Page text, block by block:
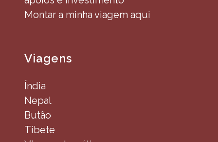
Montar a minha viagem aqui
Viagens
Índia
Nepal
Butão
Tibete